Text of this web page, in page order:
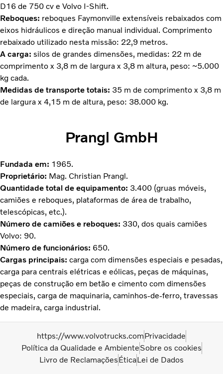
D16 de 750 cv e Volvo I-Shift.
Reboques: reboques Faymonville extensíveis rebaixados com
eixos hidráulicos e direção manual individual. Comprimento
rebaixado utilizado nesta missão: 22,9 metros.
A carga: silos de grandes dimensões, medidas: 22 m de
comprimento x 3,8 m de largura x 3,8 m altura, peso: ~5.000
kg cada.
Medidas de transporte totais: 35 m de comprimento x 3,8 m
de largura x 4,15 m de altura, peso: 38.000 kg.
Prangl GmbH
Fundada em: 1965.
Proprietário: Mag. Christian Prangl.
Quantidade total de equipamento: 3.400 (gruas móveis,
camiões e reboques, plataformas de área de trabalho,
telescópicas, etc.).
Número de camiões e reboques: 330, dos quais camiões
Volvo: 90.
Número de funcionários: 650.
Cargas principais: carga com dimensões especiais e pesadas,
carga para centrais elétricas e eólicas, peças de máquinas,
peças de construção em betão e cimento com dimensões
especiais, carga de maquinaria, caminhos-de-ferro, travessas
de madeira, carga industrial.
https://www.volvotrucks.comPrivacidade
Política da Qualidade e AmbienteSobre os cookies
Livro de ReclamaçõesÉticaLei de Dados